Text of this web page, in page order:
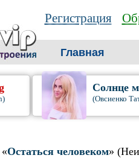
Регистрация
Главная
Солнце
(Овсиенко
Остаться человеком»